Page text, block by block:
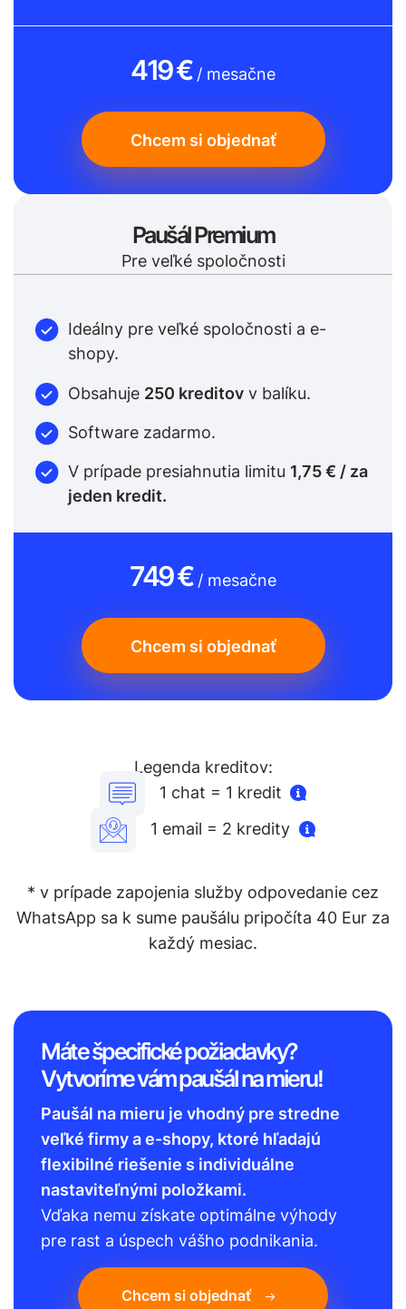
419 € / mesačne
Chcem si objednať
Paušál Premium
Pre veľké spoločnosti
Ideálny pre veľké spoločnosti a e-
shopy.
Obsahuje 250 kreditov v balíku.
Software zadarmo.
V prípade presiahnutia limitu 1,75 € / za
jeden kredit.
749 € / mesačne
Chcem si objednať
Legenda kreditov:
1 chat = 1 kredit
1 email = 2 kredity
* v prípade zapojenia služby odpovedanie cez
WhatsApp sa k sume paušálu pripočíta 40 Eur za
každý mesiac.
Máte špecifické požiadavky?
Vytvoríme vám paušál na mieru!
Paušál na mieru je vhodný pre stredne
veľké firmy a e-shopy, ktoré hľadajú
flexibilné riešenie s individuálne
nastaviteľnými položkami.
Vďaka nemu získate optimálne výhody
pre rast a úspech vášho podnikania.
Chcem si objednať